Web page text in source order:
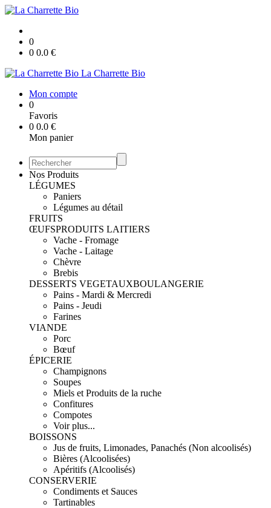
0
0 0.0 €
La Charrette Bio
Mon compte
0
Favoris
0 0.0 €
Mon panier
Nos Produits
LÉGUMES
Paniers
Légumes au détail
FRUITS
ŒUFSPRODUITS LAITIERS
Vache - Fromage
Vache - Laitage
Chèvre
Brebis
DESSERTS VEGETAUXBOULANGERIE
Pains - Mardi & Mercredi
Pains - Jeudi
Farines
VIANDE
Porc
Bœuf
ÉPICERIE
Champignons
Soupes
Miels et Produits de la ruche
Confitures
Compotes
Voir plus...
BOISSONS
Jus de fruits, Limonades, Panachés (Non alcoolisés)
Bières (Alcoolisées)
Apéritifs (Alcoolisés)
CONSERVERIE
Condiments et Sauces
Tartinables